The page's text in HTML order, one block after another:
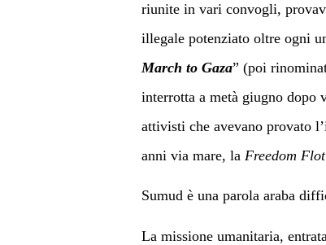
riunite in vari convogli,
illegale potenziato oltre ogni
March to Gaza” (poi
interrotta a metà giugno dopo
attivisti che avevano provato
anni via mare, la Freedom
Sumud è una parola araba
La missione umanitaria,